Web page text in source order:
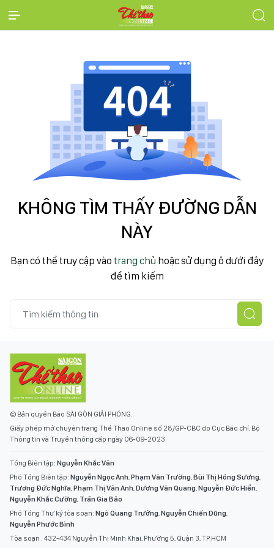
KHÔNG TÌM THẤY ĐƯỜNG DẪN
NÀY
Bạn có thể truy cập vào trang chủ hoặc sử dụng ô dưới đây
để tìm kiếm
© Bản quyền Báo SÀI GÒN GIẢI PHÓNG.
Giấy phép mở chuyên trang Thể Thao Online số 28/GP-CBC do Cục Báo chí, Bộ
Thông tin và Truyền thông cấp ngày 06-09-2023.
Tổng Biên tập: Nguyễn Khắc Văn
Phó Tổng Biên tập: Nguyễn Ngọc Anh,Phạm Văn Trường,Bùi Thị Hồng Sương,
Trương Đức Nghĩa,Phạm Thị Vân Anh,Dương Văn Quang,Nguyễn Đức Hiển,
Nguyễn Khắc Cường, Trần Gia Bảo
Phó Tổng Thư ký tòa soạn: Ngô Quang Trưởng,Nguyễn Chiến Dũng,
Nguyễn Phước Bình
Tòa soạn : 432-434 Nguyễn Thị Minh Khai, Phường 5, Quận 3, TP.HCM